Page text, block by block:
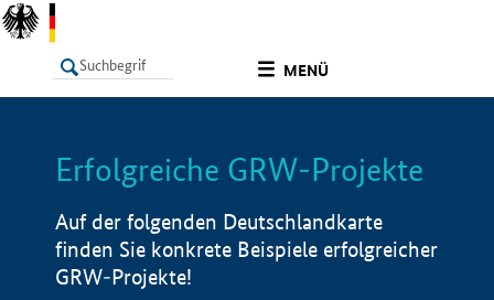
MENÜ
LISTE Info
Erfolgreiche GRW-Projekte
Auf der folgenden Deutschlandkarte
finden Sie konkrete Beispiele erfolgreicher
GRW-Projekte!